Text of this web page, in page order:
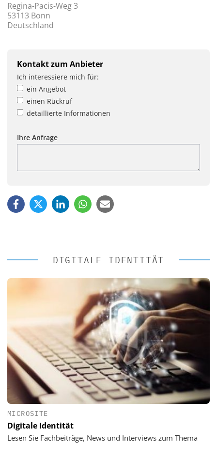
Regina-Pacis-Weg 3
53113 Bonn
Deutschland
Kontakt zum Anbieter
Ich interessiere mich für:
ein Angebot
einen Rückruf
detaillierte Informationen
Ihre Anfrage
DIGITALE IDENTITÄT
MICROSITE
Digitale Identität
Lesen Sie Fachbeiträge, News und Interviews zum Thema